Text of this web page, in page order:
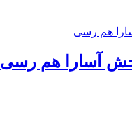
بخش آسارا هم رسی